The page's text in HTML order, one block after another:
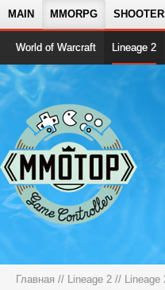
MAIN MMORPG
World of Warcraft Lineage 2
Главная // Lineage 2 // Lineage